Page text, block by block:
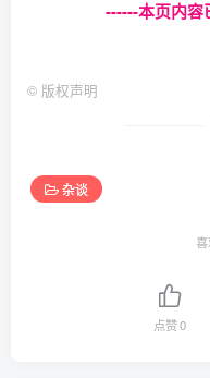
------本页内容
© 版权声明
杂谈
点赞0